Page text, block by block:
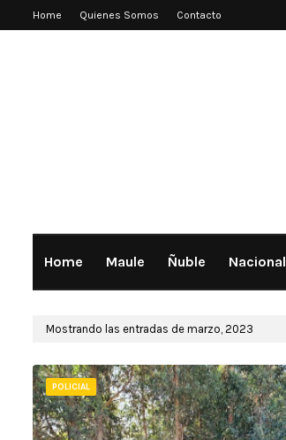
Home Quienes Somos Contacto
Home Maule Ñuble Nacional
Mostrando las entradas de marzo, 2023
POLICIAL